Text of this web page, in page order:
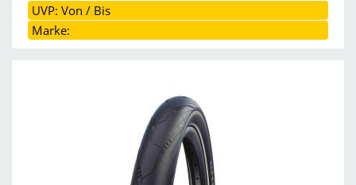
UVP: Von / Bis
Marke: